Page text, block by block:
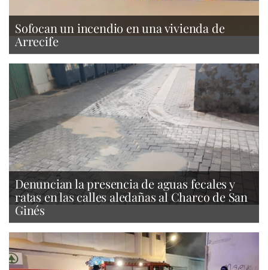
Sofocan un incendio en una vivienda de
Arrecife
Denuncian la presencia de aguas fecales y
ratas en las calles aledañas al Charco de San
Ginés